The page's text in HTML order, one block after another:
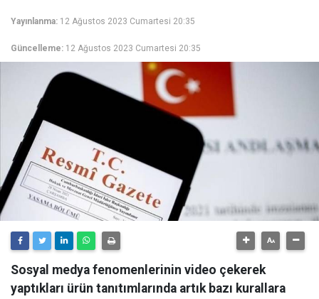
Yayınlanma: 12 Ağustos 2023 Cumartesi 20:35
Güncelleme: 12 Ağustos 2023 Cumartesi 20:35
Sosyal medya fenomenlerinin video çekerek
yaptıkları ürün tanıtımlarında artık bazı kurallara